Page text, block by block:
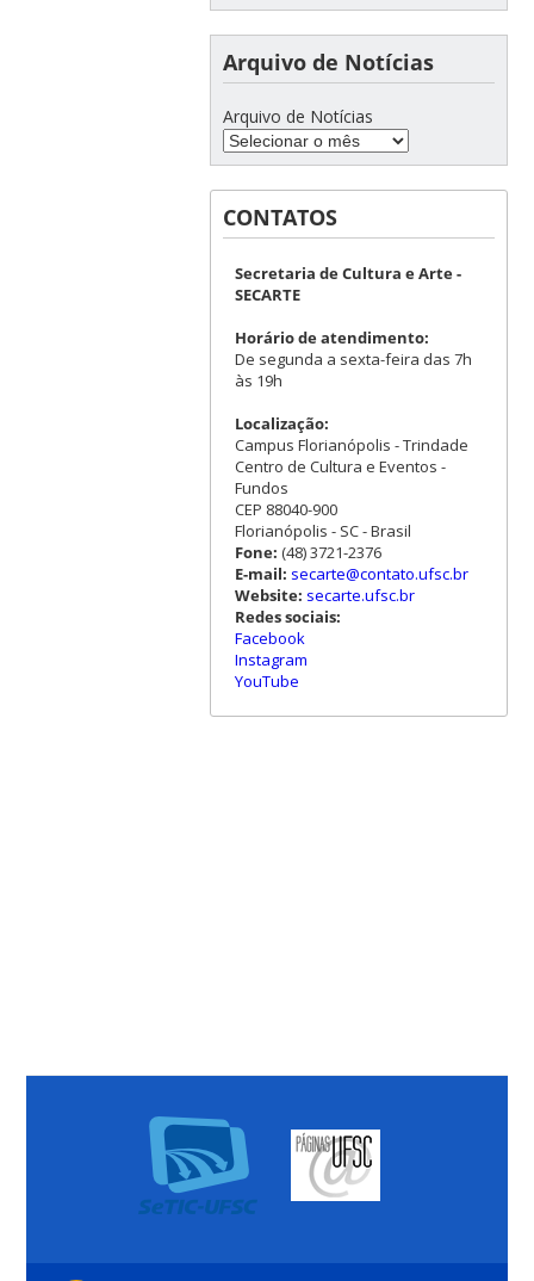
Arquivo de Notícias
Arquivo de Notícias
CONTATOS
Secretaria de Cultura e Arte -
SECARTE
Horário de atendimento:
De segunda a sexta-feira das 7h
às 19h
Localização:
Campus Florianópolis - Trindade
Centro de Cultura e Eventos -
Fundos
CEP 88040-900
Florianópolis - SC - Brasil
Fone: (48) 3721-2376
E-mail: secarte@contato.ufsc.br
Website: secarte.ufsc.br
Redes sociais:
Facebook
Instagram
YouTube